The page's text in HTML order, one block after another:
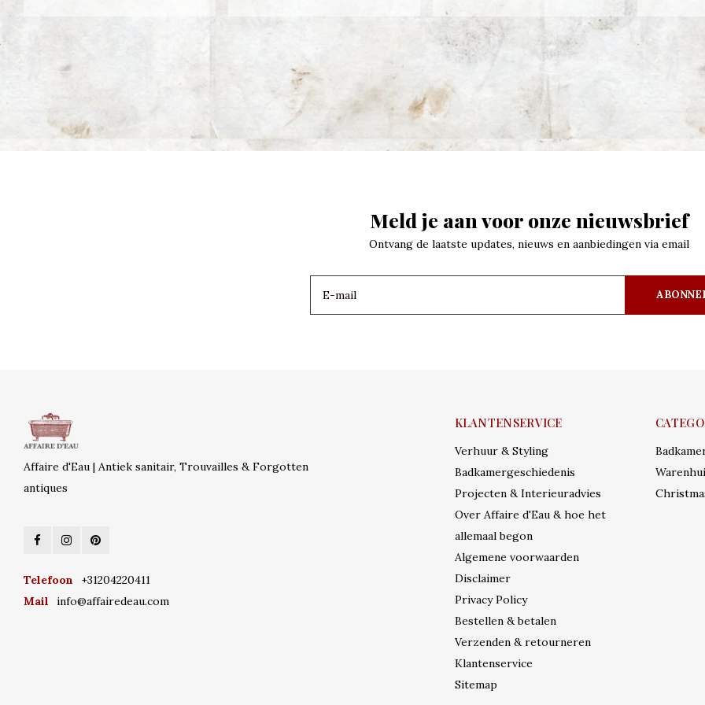
Meld je aan voor onze nieuwsbrief
Ontvang de laatste updates, nieuws en aanbiedingen via email
Affaire d'Eau | Antiek sanitair, Trouvailles & Forgotten
antiques
Telefoon
+31204220411
Mail
info@affairedeau.com
KLANTENSERVICE
Verhuur & Styling
Badkamergeschiedenis
Projecten & Interieuradvies
Over Affaire d'Eau & hoe het
allemaal begon
Algemene voorwaarden
Disclaimer
Privacy Policy
Bestellen & betalen
Verzenden & retourneren
Klantenservice
Sitemap